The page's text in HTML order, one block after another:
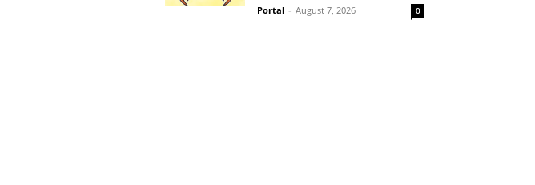
Portal - August 7, 2026 0